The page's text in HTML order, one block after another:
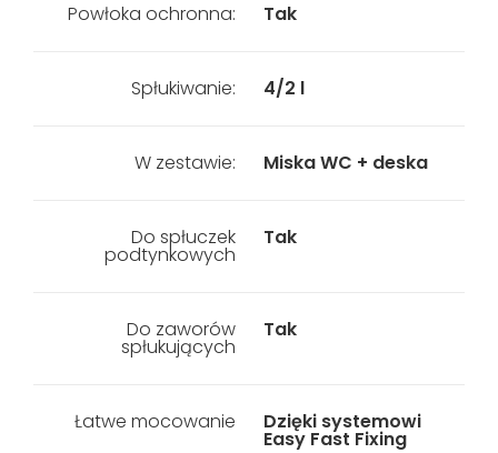
Powłoka ochronna: Tak
Spłukiwanie: 4/2 l
W zestawie: Miska WC + deska
Do spłuczek
podtynkowych
Tak
Do zaworów
spłukujących
Tak
Łatwe mocowanie Dzięki systemowi
Easy Fast Fixing